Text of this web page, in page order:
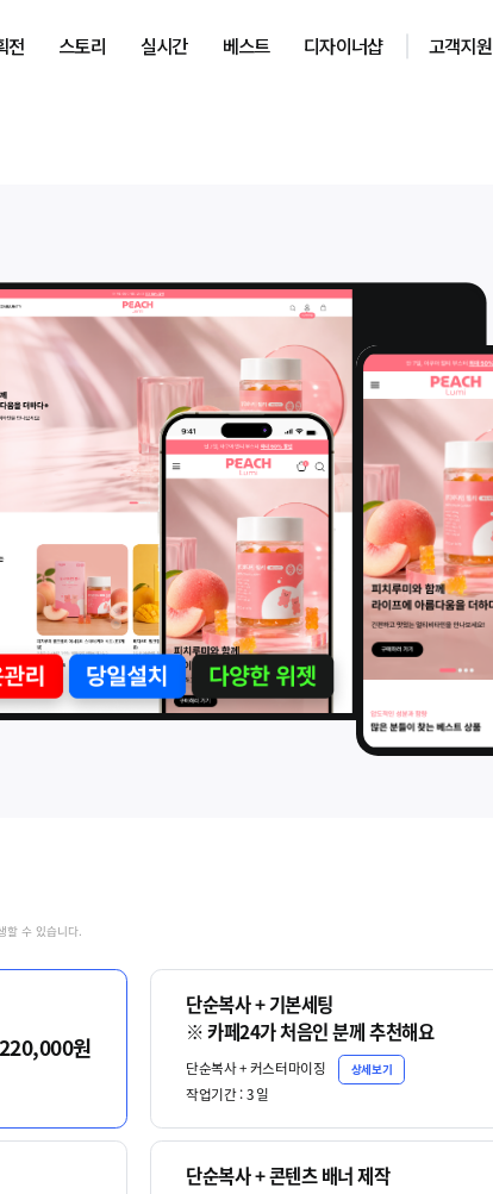
전 스토리 실시간 베스트 디자이너샵 고객지원
할 수 있습니다.
220,000원
단순복사 + 기본세팅
※ 카페24가 처음인 분께 추천해요
단순복사 + 커스터마이징 상세보기
작업기간 :3일
단순복사 + 콘텐츠 배너 제작